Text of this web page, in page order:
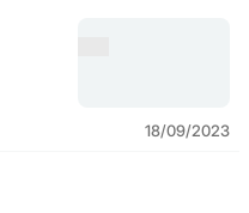
18/09/2023